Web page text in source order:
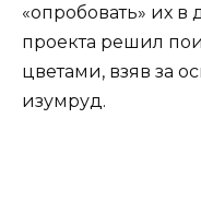
«опробовать» их
проекта решил
цветами, взяв за
изумруд.